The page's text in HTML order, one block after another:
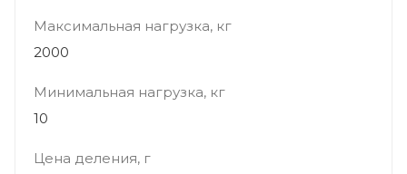
Максимальная нагрузка, кг
2000
Минимальная нагрузка, кг
10
Цена деления, г